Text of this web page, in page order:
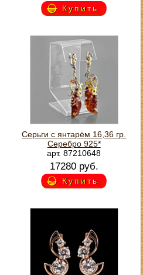
Купить
Серьги с янтарём 16,36 гр.
Серебро 925*
арт. 87210648
17280 руб.
Купить